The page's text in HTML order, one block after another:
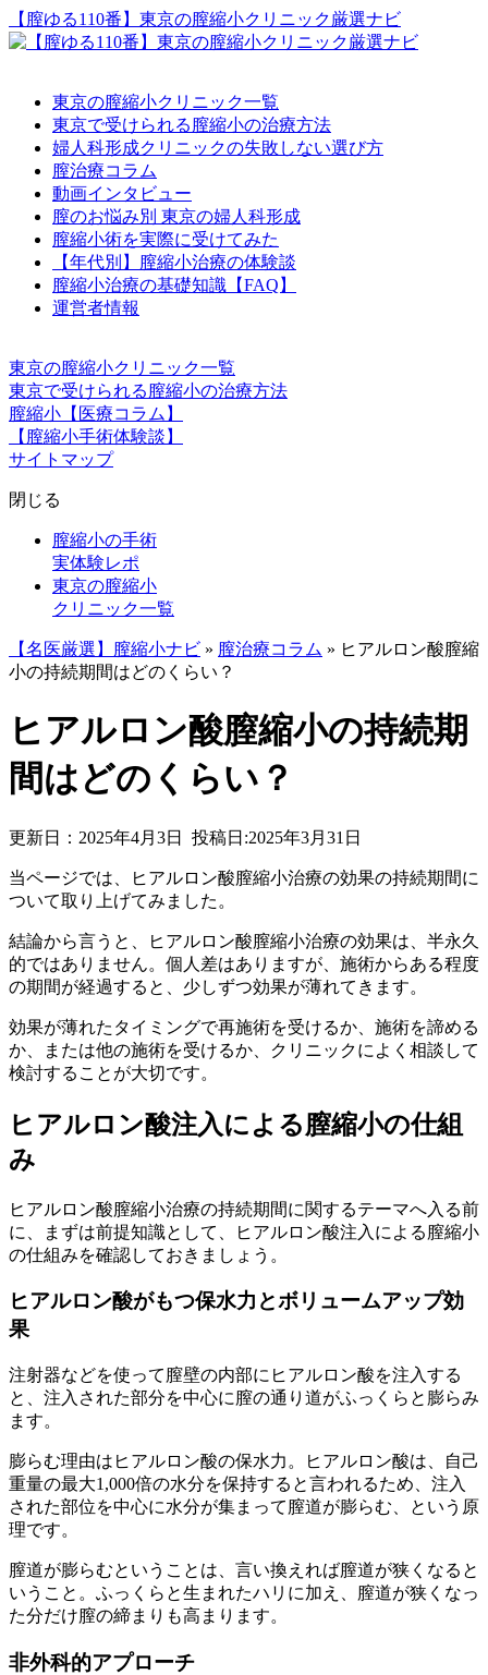
【膣ゆる110番】東京の膣縮小クリニック厳選ナビ
東京の膣縮小クリニック一覧
東京で受けられる膣縮小の治療方法
婦人科形成クリニックの失敗しない選び方
膣治療コラム
動画インタビュー
膣のお悩み別 東京の婦人科形成
膣縮小術を実際に受けてみた
【年代別】膣縮小治療の体験談
膣縮小治療の基礎知識【FAQ】
運営者情報
東京の膣縮小クリニック一覧
東京で受けられる膣縮小の治療方法
膣縮小【医療コラム】
【膣縮小手術体験談】
サイトマップ
閉じる
膣縮小の手術
実体験レポ
東京の膣縮小
クリニック一覧
【名医厳選】膣縮小ナビ » 膣治療コラム » ヒアルロン酸膣縮
小の持続期間はどのくらい？
ヒアルロン酸膣縮小の持続期
間はどのくらい？
更新日：2025年4月3日 投稿日:2025年3月31日
当ページでは、ヒアルロン酸膣縮小治療の効果の持続期間に
ついて取り上げてみました。
結論から言うと、ヒアルロン酸膣縮小治療の効果は、半永久
的ではありません。個人差はありますが、施術からある程度
の期間が経過すると、少しずつ効果が薄れてきます。
効果が薄れたタイミングで再施術を受けるか、施術を諦める
か、または他の施術を受けるか、クリニックによく相談して
検討することが大切です。
ヒアルロン酸注入による膣縮小の仕組
み
ヒアルロン酸膣縮小治療の持続期間に関するテーマへ入る前
に、まずは前提知識として、ヒアルロン酸注入による膣縮小
の仕組みを確認しておきましょう。
ヒアルロン酸がもつ保水力とボリュームアップ効
果
注射器などを使って膣壁の内部にヒアルロン酸を注入する
と、注入された部分を中心に膣の通り道がふっくらと膨らみ
ます。
膨らむ理由はヒアルロン酸の保水力。ヒアルロン酸は、自己
重量の最大1,000倍の水分を保持すると言われるため、注入
された部位を中心に水分が集まって膣道が膨らむ、という原
理です。
膣道が膨らむということは、言い換えれば膣道が狭くなると
いうこと。ふっくらと生まれたハリに加え、膣道が狭くなっ
た分だけ膣の締まりも高まります。
非外科的アプローチ